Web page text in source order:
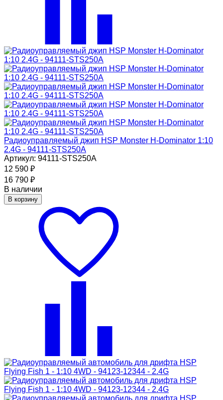
Радиоуправляемый джип HSP Monster H-Dominator 1:10
2.4G - 94111-STS250A
Артикул: 94111-STS250A
12 590 ₽
16 790 ₽
В наличии
В корзину